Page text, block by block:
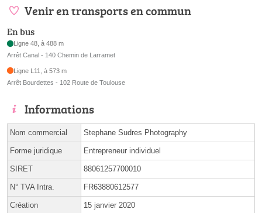
Venir en transports en commun
En bus
Ligne 48, à 488 m
Arrêt Canal - 140 Chemin de Larramet
Ligne L11, à 573 m
Arrêt Bourdettes - 102 Route de Toulouse
Informations
Nom commercial Stephane Sudres Photography
Forme juridique Entrepreneur individuel
SIRET 88061257700010
N° TVA Intra. FR63880612577
Création 15 janvier 2020